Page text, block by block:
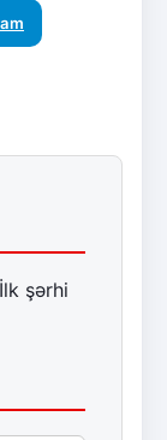
şərhi